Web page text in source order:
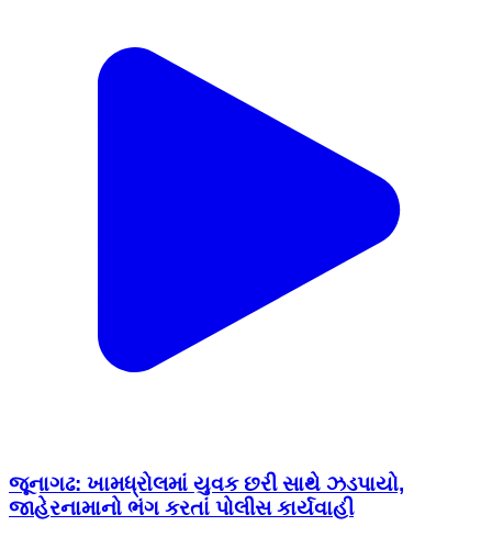
જૂનાગઢ: ખામધ્રોલમાં યુવક છરી સાથે ઝડપાયો,
જાહેરનામાનો ભંગ કરતાં પોલીસ કાર્યવાહી